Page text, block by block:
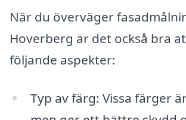
När du överväger
Hoverberg är det också bra
följande aspekter:
Typ av färg: Vissa färger